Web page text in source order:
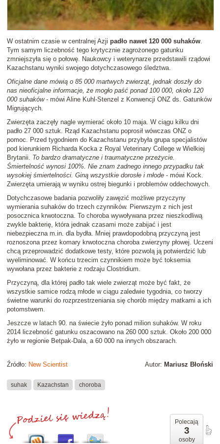
W ostatnim czasie w centralnej Azji padło nawet 120 000 suhaków.
Tym samym liczebność tego krytycznie zagrożonego gatunku
zmniejszyła się o połowę. Naukowcy i weterynarze przedstawili rządowi
Kazachstanu wyniki swojego dotychczasowego śledztwa.
Oficjalne dane mówią o 85 000 martwych zwierząt, jednak doszły do
nas nieoficjalne informacje, że mogło paść ponad 100 000, około 120
000 suhaków- mówi Aline Kuhl-Stenzel z Konwencji ONZ ds. Gatunków
Migrujących.
Zwierzęta zaczęły nagle wymierać około 10 maja. W ciągu kilku dni
padło 27 000 sztuk. Rząd Kazachstanu poprosił wówczas ONZ o
pomoc. Przed tygodniem do Kazachstanu przybyła grupa specjalistów
pod kierunkiem Richarda Kocka z Royal Veterinary College w Wielkiej
Brytanii. To bardzo dramatyczne i traumatyczne przeżycie.
Śmiertelność wynosi 100%. Nie znam żadnego innego przypadku tak
wysokiej śmiertelności. Giną wszystkie dorosłe i młode - mówi Kock.
Zwierzęta umierają w wyniku ostrej biegunki i problemów oddechowych.
Dotychczasowe badania pozwoliły zawęzić możliwe przyczyny
wymierania suhaków do trzech czynników. Pierwszym z nich jest
posocznica krwotoczna. To choroba wywoływana przez nieszkodliwą
zwykle bakterię, która jednak czasami może zabijać i jest
niebezpieczna m.in. dla bydła. Mniej prawdopodobną przyczyną jest
roznoszona przez komary krwotoczna choroba zwierzyny płowej. Uczeni
chcą przeprowadzić dodatkowe testy, które pozwolą ją potwierdzić lub
wyeliminować. W końcu trzecim czynnikiem może być toksemia
wywołana przez bakterie z rodzaju Clostridium.
Przyczyną, dla której padło tak wiele zwierząt może być fakt, że
wszystkie samice rodzą młode w ciągu zaledwie tygodnia, co tworzy
świetne warunki do rozprzestrzeniania się chorób między matkami a ich
potomstwem.
Jeszcze w latach 90. na świecie żyło ponad milion suhaków. W roku
2014 liczebność gatunku oszacowano na 260 000 sztuk. Około 200 000
żyło w regionie Betpak-Dala, a 60 000 na innych obszarach.
Autor: Mariusz Błoński
Źródło: New Scientist
suhak Kazachstan choroba
Polecają
3
osoby